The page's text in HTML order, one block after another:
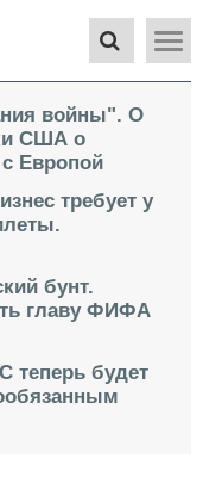
войны". О
США о
Европой
требует у
бунт.
главу ФИФА
теперь будет